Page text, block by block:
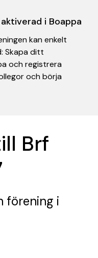
i Boappa
kan enkelt
Skapa ditt
och registrera
och börja
Brf
förening i